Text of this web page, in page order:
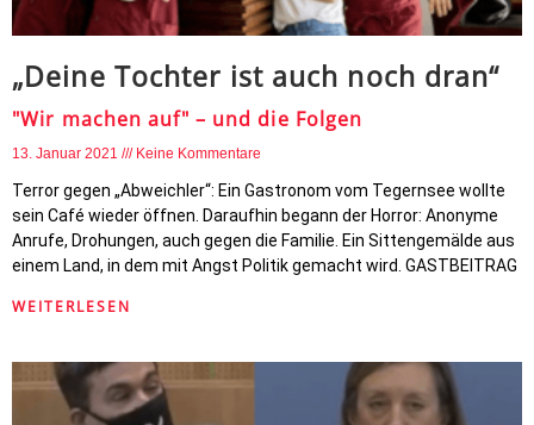
„Deine Tochter ist auch noch dran“
"Wir machen auf" – und die Folgen
13. Januar 2021 Keine Kommentare
Terror gegen „Abweichler“: Ein Gastronom vom Tegernsee wollte
sein Café wieder öffnen. Daraufhin begann der Horror: Anonyme
Anrufe, Drohungen, auch gegen die Familie. Ein Sittengemälde aus
einem Land, in dem mit Angst Politik gemacht wird. GASTBEITRAG
WEITERLESEN